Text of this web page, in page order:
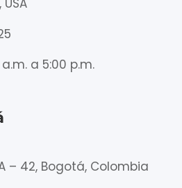
a 5:00 p.m.
– 42, Bogotá, Colombia